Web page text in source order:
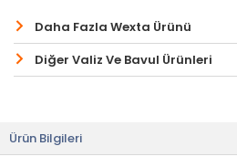
Daha Fazla Wexta Ürünü
Diğer Valiz Ve Bavul Ürünleri
Ürün Bilgileri